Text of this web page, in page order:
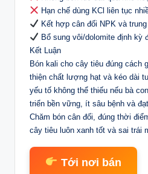
Hạn chế dùng KCl liên tục
Kết hợp cân đối NPK và
Bổ sung vôi/dolomite định kỳ
Kết Luận
Bón kali cho cây tiêu đúng cách
thiện chất lượng hạt và kéo dài
yếu tố không thể thiếu nếu bà
triển bền vững, ít sâu bệnh và
Chăm bón cân đối, đúng thời
cây tiêu luôn xanh tốt và sai trái
Tới nơi bán